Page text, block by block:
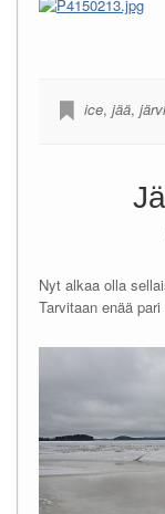
ice, jää, järvi
Nyt alkaa olla
Tarvitaan enää